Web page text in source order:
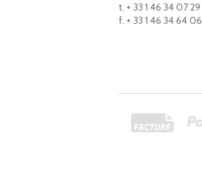
t. + 33 1 46 34 07 29
f. + 33 1 46 34 64 06